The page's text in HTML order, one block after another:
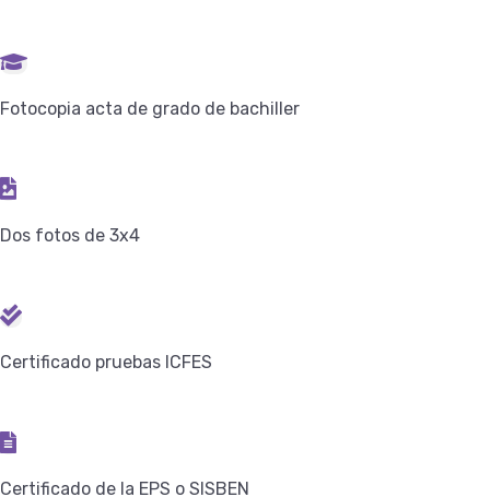
Fotocopia acta de grado de bachiller
Dos fotos de 3x4
Certificado pruebas ICFES
Certificado de la EPS o SISBEN